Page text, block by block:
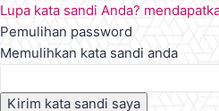
Lupa kata sandi Anda?
Pemulihan password
Memulihkan kata sandi anda